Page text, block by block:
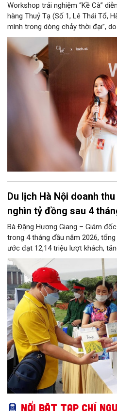
Workshop trải nghiệm “Kề Cà”
hàng Thuỷ Tạ (Số 1, Lê Thái Tổ,
mình trong dòng chảy thời đại”,
Ngoại giao (STAYTIONAL) phối
chức - nhằm giới thiệu và góp
trị của cà phê Robusta Việt
Du lịch Hà Nội doanh
nghìn tỷ đồng sau 4
Bà Đặng Hương Giang – Giám
trong 4 tháng đầu năm 2026,
ước đạt 12,14 triệu lượt khách,
2025. Trong đó khách du lịch
khách, tăng 26,9% so với cùng kỳ
địa ước đạt 8,85 triệu lượt khách,
năm 2025. Tổng thu từ khách du
đồng, tăng 22,8% so với cùng kỳ
Nổi bật Tạp chí